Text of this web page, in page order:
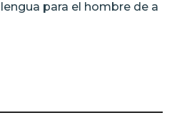
para el hombre de a